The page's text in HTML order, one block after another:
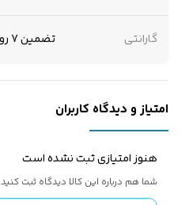
گارانتی تضمین 7 روز بازگشت کالا
امتیاز و دیدگاه کاربران
هنوز امتیازی ثبت نشده است
شما هم درباره این کالا دیدگاه ثبت کنید